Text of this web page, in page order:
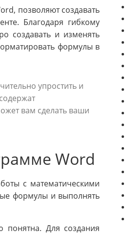
позволяют создавать
Благодаря гибкому
создавать и изменять
формулы в
упростить и
вам сделать ваши
Word
с математическими
формулы и выполнять
Для создания